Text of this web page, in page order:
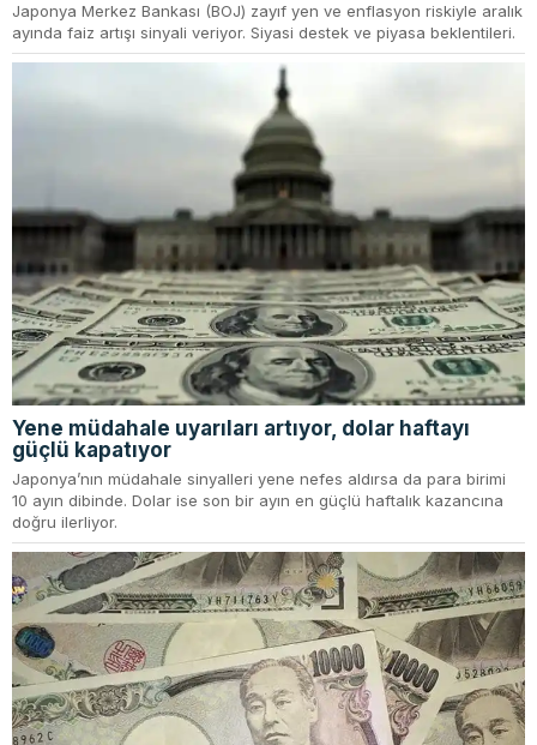
Japonya Merkez Bankası (BOJ) zayıf yen ve enflasyon riskiyle aralık
ayında faiz artışı sinyali veriyor. Siyasi destek ve piyasa beklentileri.
Yene müdahale uyarıları artıyor, dolar haftayı
güçlü kapatıyor
Japonya’nın müdahale sinyalleri yene nefes aldırsa da para birimi
10 ayın dibinde. Dolar ise son bir ayın en güçlü haftalık kazancına
doğru ilerliyor.